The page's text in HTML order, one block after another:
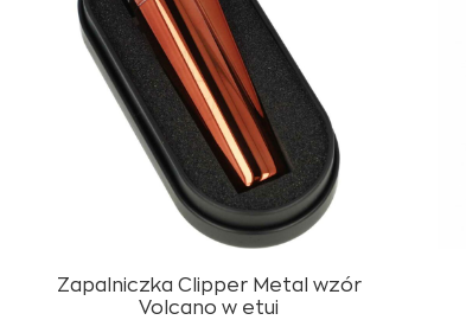
Zapalniczka Clipper Metal wzór
Volcano w etui